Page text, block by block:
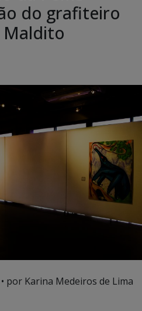
do grafiteiro
Maldito
• por Karina Medeiros de Lima